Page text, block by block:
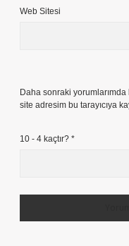
Web Sitesi
Daha sonraki yorumlarımda
site adresim bu tarayıcıya
10 - 4 kaçtır? *